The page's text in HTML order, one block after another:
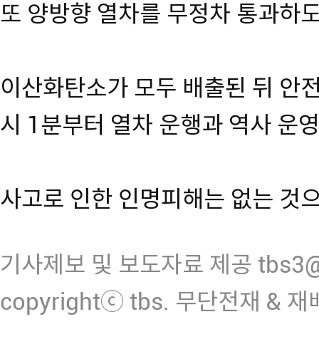
또 양방향 열차를 무정차 통과하
이산화탄소가 모두 배출된 뒤 안
시 1분부터 열차 운행과 역사 운
사고로 인한 인명피해는 없는 것
기사제보 및 보도자료 제공
copyrightⓒ tbs. 무단전재 & 재